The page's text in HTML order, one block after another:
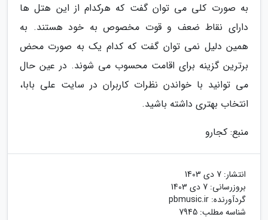
به صورت کلی می توان گفت که هرکدام از این هتل ها
دارای نقاط ضعف و قوت مخصوص به خود هستند. به
همین دلیل نمی توان گفت که کدام یک به صورت محض
برترین گزینه برای اقامت محسوب می شوند. در عین حال
می توانید با خواندن نظرات کاربران در سایت علی بابا،
انتخاب بهتری داشته باشید.
منبع: کجارو
انتشار: 7 دی 1403
بروزرسانی: 7 دی 1403
گردآورنده: pbmusic.ir
شناسه مطلب: 7945